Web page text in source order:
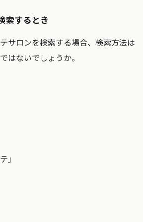
索するとき
サロンを検索する場合、検索方法は
はないでしょうか。
」